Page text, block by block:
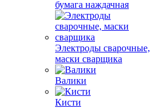
бумага наждачная
Электроды сварочные,
маски сварщика
Валики
Кисти